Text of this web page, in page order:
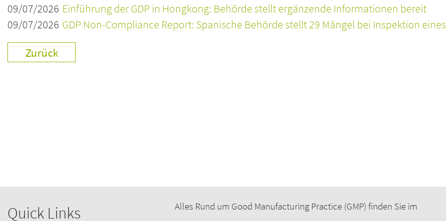
09/07/2026 Einführung der GDP in Hongkong: Behörde stellt ergänzende Informationen bereit
09/07/2026 GDP Non-Compliance Report: Spanische Behörde stellt 29 Mängel bei Inspektion
Zurück
Quick Links Alles Rund um Good Manufacturing Practice (GMP) finden Sie im